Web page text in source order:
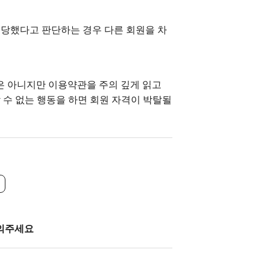
했다고 판단하는 경우 다른 회원을 차
아니지만 이용약관을 주의 깊게 읽고
없는 행동을 하면 회원 자격이 박탈될
주세요